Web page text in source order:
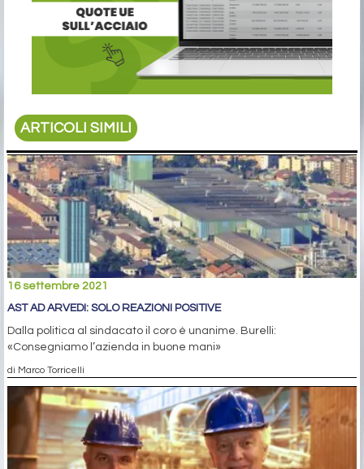
ARTICOLI SIMILI
16 settembre 2021
AST AD ARVEDI: SOLO REAZIONI POSITIVE
Dalla politica al sindacato il coro è unanime. Burelli:
«Consegniamo l’azienda in buone mani»
di Marco Torricelli